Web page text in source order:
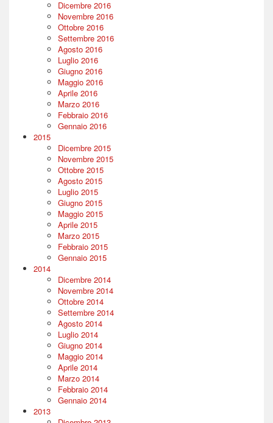
Dicembre 2016
Novembre 2016
Ottobre 2016
Settembre 2016
Agosto 2016
Luglio 2016
Giugno 2016
Maggio 2016
Aprile 2016
Marzo 2016
Febbraio 2016
Gennaio 2016
2015
Dicembre 2015
Novembre 2015
Ottobre 2015
Agosto 2015
Luglio 2015
Giugno 2015
Maggio 2015
Aprile 2015
Marzo 2015
Febbraio 2015
Gennaio 2015
2014
Dicembre 2014
Novembre 2014
Ottobre 2014
Settembre 2014
Agosto 2014
Luglio 2014
Giugno 2014
Maggio 2014
Aprile 2014
Marzo 2014
Febbraio 2014
Gennaio 2014
2013